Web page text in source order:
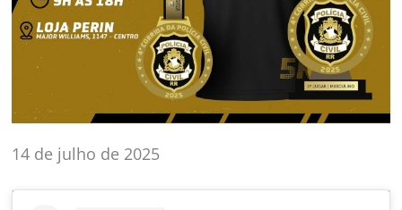
14 de julho de 2025